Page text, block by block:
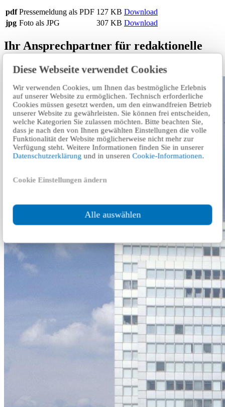
Diese Webseite verwendet Cookies
Wir verwenden Cookies, um Ihnen das bestmögliche Erlebnis
auf unserer Website zu ermöglichen. Technisch erforderliche
Cookies müssen gesetzt werden, um den einwandfreien Betrieb
unserer Website zu gewährleisten. Sie können frei entscheiden,
welche Kategorien Sie zulassen möchten. Bitte beachten Sie,
dass je nach den von Ihnen gewählten Einstellungen die volle
Funktionalität der Website möglicherweise nicht mehr zur
Verfügung steht. Weitere Informationen finden Sie in unserer
Datenschutzerklärung und in unserenCookie-Informationen.
Cookie Einstellungen ändern
Alle auswählen
pdf Pressemeldung als PDF 127 KB Download
jpg Foto als JPG 307 KB Download
Ihr Ansprechpartner für redaktionelle